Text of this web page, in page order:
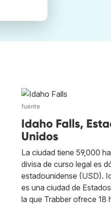
fuente
Idaho Falls,
Unidos
La ciudad tiene 59,000
divisa de curso legal es
estadounidense (USD).
es una ciudad de
la que Trabber ofrece 18